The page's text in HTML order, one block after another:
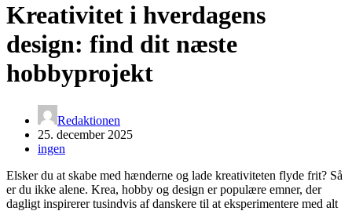
Kreativitet i hverdagens
design: find dit næste
hobbyprojekt
Redaktionen
25. december 2025
ingen
Elsker du at skabe med hænderne og lade kreativiteten flyde frit? Så
er du ikke alene. Krea, hobby og design er populære emner, der
dagligt inspirerer tusindvis af danskere til at eksperimentere med alt